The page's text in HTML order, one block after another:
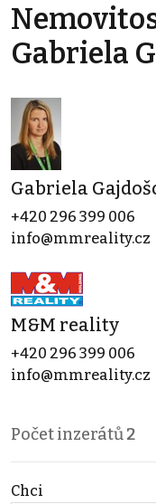
Gabriela
Gabriela
+420 296 399 006
info@mmreality.cz
M&M reality
+420 296 399 006
info@mmreality.cz
Počet inzerátů2
Chci